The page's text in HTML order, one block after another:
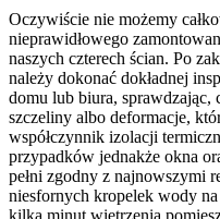
Oczywiście nie możemy
nieprawidłowego
naszych czterech ścian. Po
należy dokonać dokładnej
domu lub biura,
szczeliny albo deformacje,
współczynnik izolacji
przypadków jednakże okna
pełni zgodny z najnowszymi
niesfornych kropelek wody
kilka minut wietrzenia